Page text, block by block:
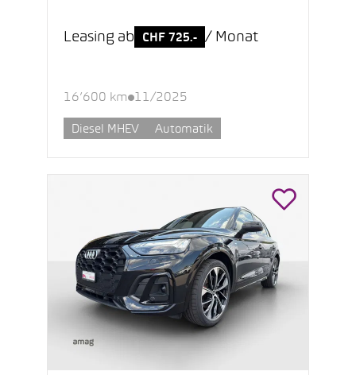
Leasing ab CHF 725.- / Monat
16’600 km 11/2025
Diesel MHEV Automatik